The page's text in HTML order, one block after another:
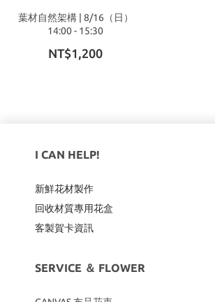
葉材自然架構 | 8/16（日）
14:00 - 15:30
NT$1,200
I CAN HELP!
新鮮花材製作
回收材質專用花盒
客製賀卡資訊
SERVICE ＆ FLOWER